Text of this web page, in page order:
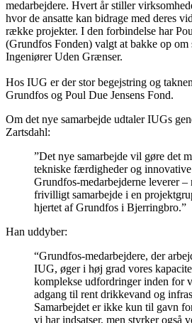
medarbejdere. Hvert år stiller
hvor de ansatte kan bidrage med deres
række projekter. I den forbindelse har
(Grundfos Fonden) valgt at bakke op om
Ingeniører Uden Grænser.
Hos IUG er der stor begejstring og
Grundfos og Poul Due Jensens Fond.
Om det nye samarbejde udtaler IUGs
Zartsdahl:
”Det nye samarbejde vil gøre det
tekniske færdigheder og
Grundfos-medarbejderne leverer –
frivilligt samarbejde i en
hjertet af Grundfos i Bjerringbro.”
Han uddyber:
“Grundfos-medarbejdere, der
IUG, øger i høj grad vores
komplekse udfordringer inden for
adgang til rent drikkevand og
Samarbejdet er ikke kun til gavn
vi har indsatser, men styrker også